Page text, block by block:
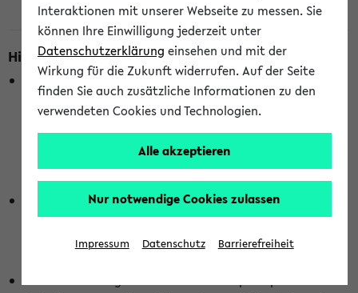
Hinweise zur Liste der Raumänderungen
In dieser Liste werden nur Veranstaltungstermine
berücksichtigt, die gerade oder innerhalb der nächsten 2
Stunden stattfinden. Berücksichtigt werden nur Termine,
wurden. Die Anzeige ist semesterübergreifend und nicht
abhängig vom im eKVV gewählten Semester.
Die hier gezeigte Liste von Raumänderungen kann nur
vollständig sein, wenn den Fakultäten von den Lehrenden
die Änderungen zeitnah mitgeteilt und diese Änderungen
Interaktionen mit unserer Webseite zu messen. Sie
können Ihre Einwilligung jederzeit unter
Datenschutzerklärung einsehen und mit der
Wirkung für die Zukunft widerrufen. Auf der Seite
finden Sie auch zusätzliche Informationen zu den
verwendeten Cookies und Technologien.
Alle akzeptieren
Nur notwendige Cookies zulassen
Impressum Datenschutz Barrierefreiheit